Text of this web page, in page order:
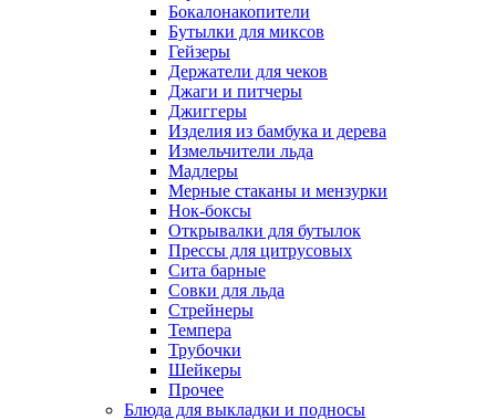
Бокалонакопители
Бутылки для миксов
Гейзеры
Держатели для чеков
Джаги и питчеры
Джиггеры
Изделия из бамбука и дерева
Измельчители льда
Мадлеры
Мерные стаканы и мензурки
Нок-боксы
Открывалки для бутылок
Прессы для цитрусовых
Сита барные
Совки для льда
Стрейнеры
Темпера
Трубочки
Шейкеры
Прочее
Блюда для выкладки и подносы